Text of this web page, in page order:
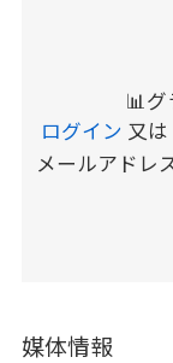
📊
ログイン 又は
メールアドレ
媒体情報